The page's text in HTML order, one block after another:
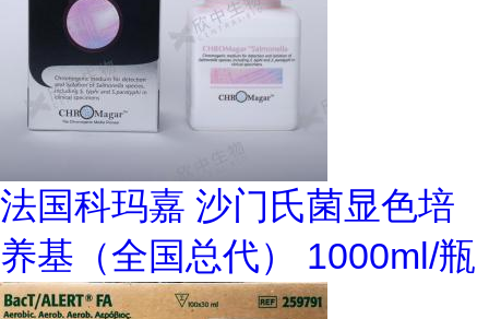
法国科玛嘉 沙门氏菌显色培
养基（全国总代） 1000ml/瓶